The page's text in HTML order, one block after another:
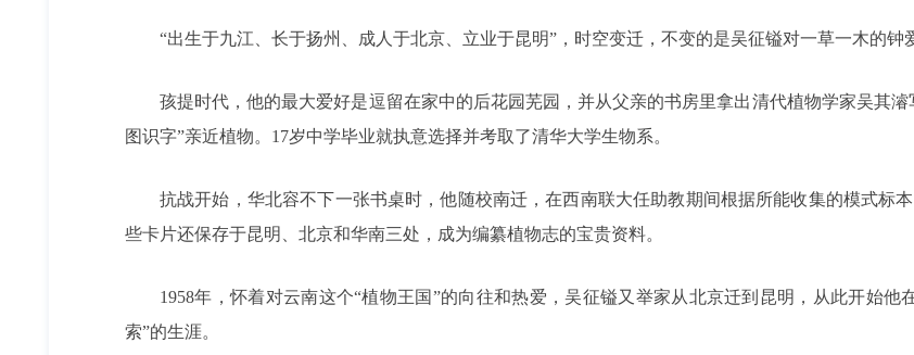
“出生于九江、长于扬州、成人于北京、立业于昆明”，时空变迁，不变的是吴征镒对一草一木的钟
孩提时代，他的最大爱好是逗留在家中的后花园芜园，并从父亲的书房里拿出清代植物学家吴其
图识字”亲近植物。17岁中学毕业就执意选择并考取了清华大学生物系。
抗战开始，华北容不下一张书桌时，他随校南迁，在西南联大任助教期间根据所能收集的模式标
些卡片还保存于昆明、北京和华南三处，成为编纂植物志的宝贵资料。
1958年，怀着对云南这个“植物王国”的向往和热爱，吴征镒又举家从北京迁到昆明，从此开始
索”的生涯。